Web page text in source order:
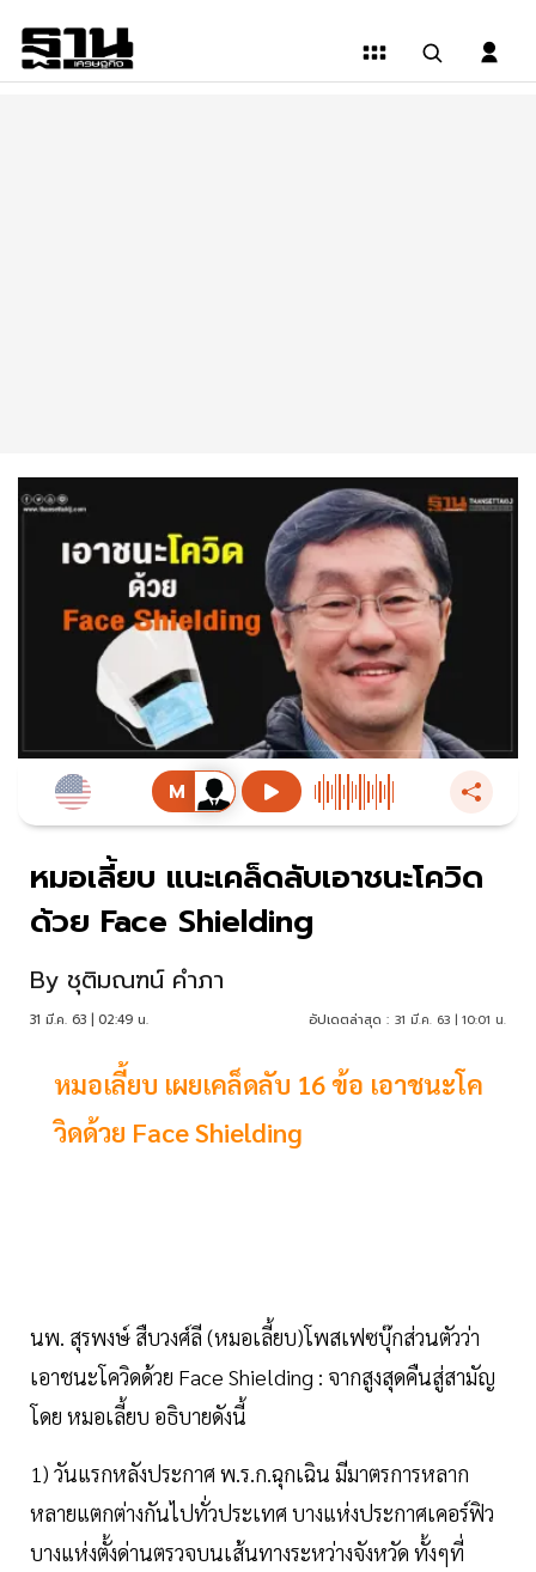
หมอเลี้ยบ แนะเคล็ดลับเอาชนะโควิด
ด้วย Face Shielding
By ชุติมณฑน์ คำภา
31 มี.ค. 63 | 02:49 น. อัปเดตล่าสุด : 31 มี.ค. 63 | 10:01 น.
หมอเลี้ยบ เผยเคล็ดลับ 16 ข้อ เอาชนะโค
วิดด้วย Face Shielding
นพ. สุรพงษ์ สืบวงศ์ลี (หมอเลี้ยบ)โพสเฟซบุ๊กส่วนตัวว่า
เอาชนะโควิดด้วย Face Shielding : จากสูงสุดคืนสู่สามัญ
โดย หมอเลี้ยบ อธิบายดังนี้
1) วันแรกหลังประกาศ พ.ร.ก.ฉุกเฉิน มีมาตรการหลาก
หลายแตกต่างกันไปทั่วประเทศ บางแห่งประกาศเคอร์ฟิว
บางแห่งตั้งด่านตรวจบนเส้นทางระหว่างจังหวัด ทั้งๆที่